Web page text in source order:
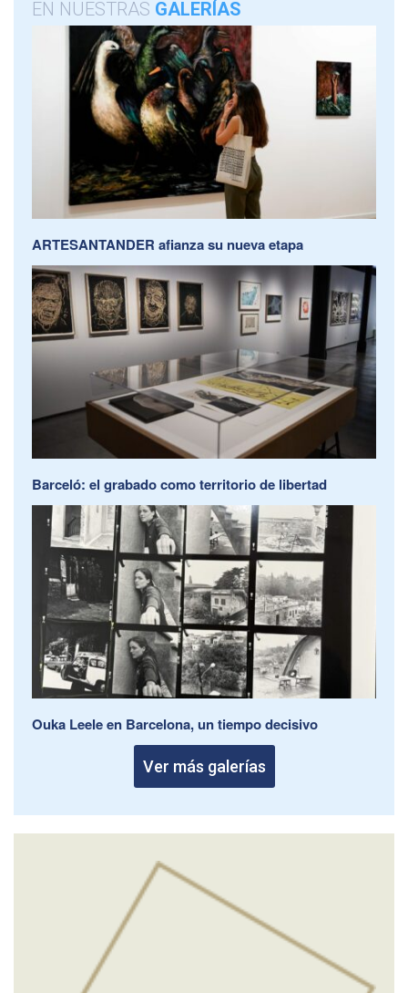
EN NUESTRAS GALERÍAS
ARTESANTANDER afianza su nueva etapa
Barceló: el grabado como territorio de libertad
Ouka Leele en Barcelona, un tiempo decisivo
Ver más galerías